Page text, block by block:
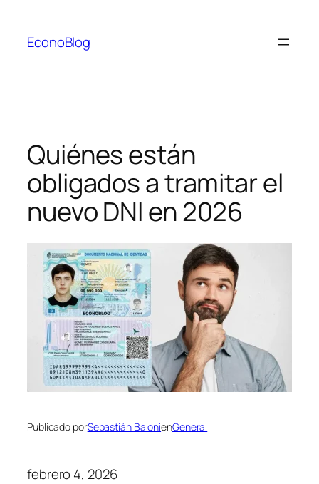
contenido
EconoBlog
Quiénes están
obligados a tramitar el
nuevo DNI en 2026
Publicado porSebastián BaionienGeneral
febrero 4, 2026